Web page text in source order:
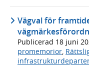
Vägval för
Publicerad 18 juni
promemorior